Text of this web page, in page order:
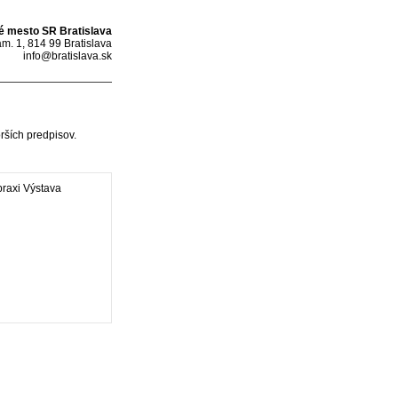
mesto SR Bratislava
1, 814 99 Bratislava
info@bratislava.sk
predpisov.
Výstava